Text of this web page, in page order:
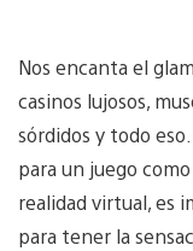
Nos encanta el
casinos lujosos,
sórdidos y todo
para un juego
realidad virtual, es
para tener la